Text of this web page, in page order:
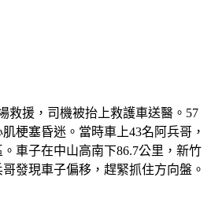
救援，司機被抬上救護車送醫。57
梗塞昏迷。當時車上43名阿兵哥，
車子在中山高南下86.7公里，新竹
發現車子偏移，趕緊抓住方向盤。